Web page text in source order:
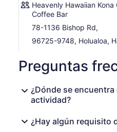
Heavenly Hawaiian
Coffee Bar
78-1136 Bishop Rd,
96725-9748, Holualoa,
Preguntas
¿Dónde se
actividad?
¿Hay algún requisito